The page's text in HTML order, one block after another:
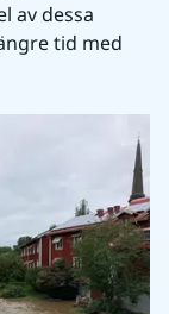
av dessa
tid med